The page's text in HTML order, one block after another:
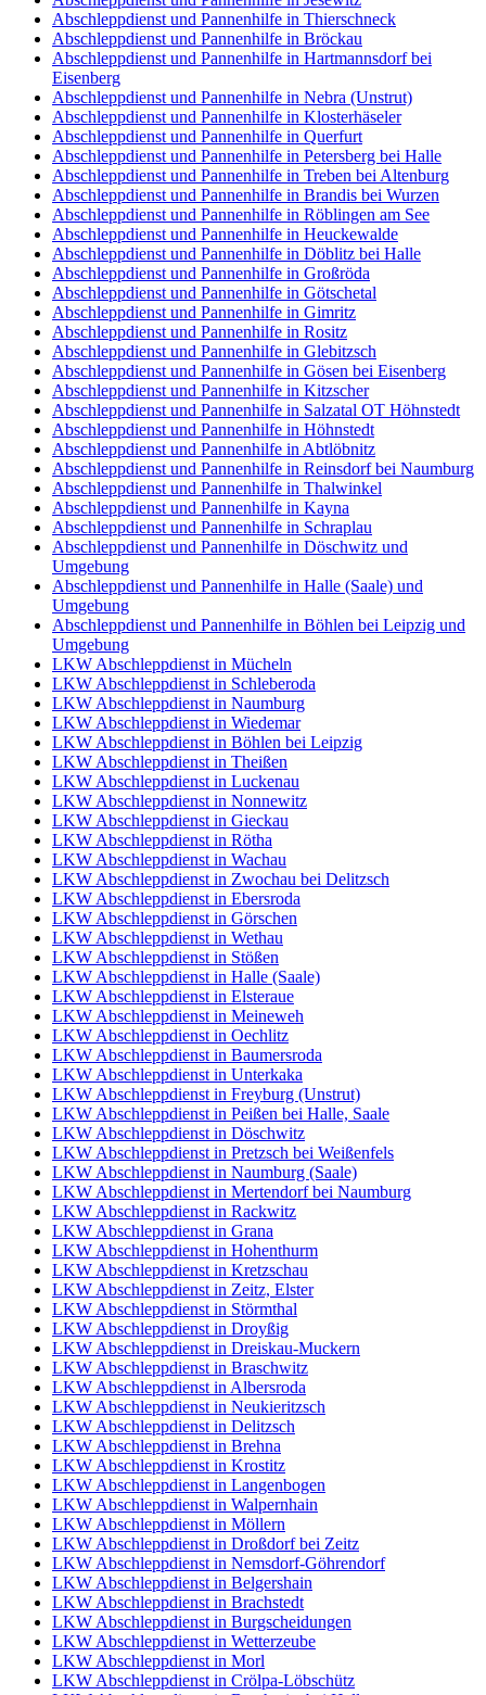
Abschleppdienst und Pannenhilfe in Thierschneck
Abschleppdienst und Pannenhilfe in Bröckau
Abschleppdienst und Pannenhilfe in Hartmannsdorf bei
Eisenberg
Abschleppdienst und Pannenhilfe in Nebra (Unstrut)
Abschleppdienst und Pannenhilfe in Klosterhäseler
Abschleppdienst und Pannenhilfe in Querfurt
Abschleppdienst und Pannenhilfe in Petersberg bei Halle
Abschleppdienst und Pannenhilfe in Treben bei Altenburg
Abschleppdienst und Pannenhilfe in Brandis bei Wurzen
Abschleppdienst und Pannenhilfe in Röblingen am See
Abschleppdienst und Pannenhilfe in Heuckewalde
Abschleppdienst und Pannenhilfe in Döblitz bei Halle
Abschleppdienst und Pannenhilfe in Großröda
Abschleppdienst und Pannenhilfe in Götschetal
Abschleppdienst und Pannenhilfe in Gimritz
Abschleppdienst und Pannenhilfe in Rositz
Abschleppdienst und Pannenhilfe in Glebitzsch
Abschleppdienst und Pannenhilfe in Gösen bei Eisenberg
Abschleppdienst und Pannenhilfe in Kitzscher
Abschleppdienst und Pannenhilfe in Salzatal OT Höhnstedt
Abschleppdienst und Pannenhilfe in Höhnstedt
Abschleppdienst und Pannenhilfe in Abtlöbnitz
Abschleppdienst und Pannenhilfe in Reinsdorf bei Naumburg
Abschleppdienst und Pannenhilfe in Thalwinkel
Abschleppdienst und Pannenhilfe in Kayna
Abschleppdienst und Pannenhilfe in Schraplau
Abschleppdienst und Pannenhilfe in Döschwitz und
Umgebung
Abschleppdienst und Pannenhilfe in Halle (Saale) und
Umgebung
Abschleppdienst und Pannenhilfe in Böhlen bei Leipzig und
Umgebung
LKW Abschleppdienst in Mücheln
LKW Abschleppdienst in Schleberoda
LKW Abschleppdienst in Naumburg
LKW Abschleppdienst in Wiedemar
LKW Abschleppdienst in Böhlen bei Leipzig
LKW Abschleppdienst in Theißen
LKW Abschleppdienst in Luckenau
LKW Abschleppdienst in Nonnewitz
LKW Abschleppdienst in Gieckau
LKW Abschleppdienst in Rötha
LKW Abschleppdienst in Wachau
LKW Abschleppdienst in Zwochau bei Delitzsch
LKW Abschleppdienst in Ebersroda
LKW Abschleppdienst in Görschen
LKW Abschleppdienst in Wethau
LKW Abschleppdienst in Stößen
LKW Abschleppdienst in Halle (Saale)
LKW Abschleppdienst in Elsteraue
LKW Abschleppdienst in Meineweh
LKW Abschleppdienst in Oechlitz
LKW Abschleppdienst in Baumersroda
LKW Abschleppdienst in Unterkaka
LKW Abschleppdienst in Freyburg (Unstrut)
LKW Abschleppdienst in Peißen bei Halle, Saale
LKW Abschleppdienst in Döschwitz
LKW Abschleppdienst in Pretzsch bei Weißenfels
LKW Abschleppdienst in Naumburg (Saale)
LKW Abschleppdienst in Mertendorf bei Naumburg
LKW Abschleppdienst in Rackwitz
LKW Abschleppdienst in Grana
LKW Abschleppdienst in Hohenthurm
LKW Abschleppdienst in Kretzschau
LKW Abschleppdienst in Zeitz, Elster
LKW Abschleppdienst in Störmthal
LKW Abschleppdienst in Droyßig
LKW Abschleppdienst in Dreiskau-Muckern
LKW Abschleppdienst in Braschwitz
LKW Abschleppdienst in Albersroda
LKW Abschleppdienst in Neukieritzsch
LKW Abschleppdienst in Delitzsch
LKW Abschleppdienst in Brehna
LKW Abschleppdienst in Krostitz
LKW Abschleppdienst in Langenbogen
LKW Abschleppdienst in Walpernhain
LKW Abschleppdienst in Möllern
LKW Abschleppdienst in Droßdorf bei Zeitz
LKW Abschleppdienst in Nemsdorf-Göhrendorf
LKW Abschleppdienst in Belgershain
LKW Abschleppdienst in Brachstedt
LKW Abschleppdienst in Burgscheidungen
LKW Abschleppdienst in Wetterzeube
LKW Abschleppdienst in Morl
LKW Abschleppdienst in Crölpa-Löbschütz